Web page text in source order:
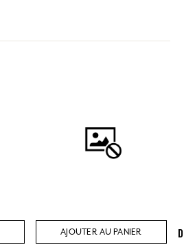
AJOUTER AU PANIER